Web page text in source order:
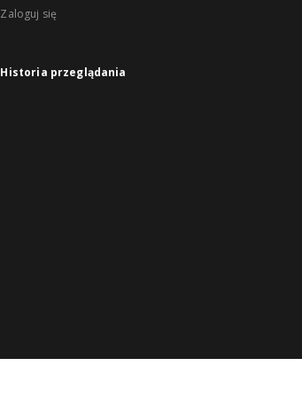
Zaloguj się
Historia przeglądania